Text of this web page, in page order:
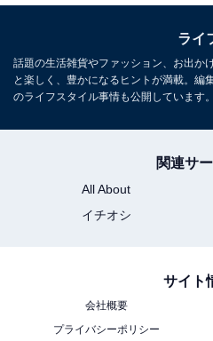
あわせて読みたい
【北海道】大人
全施設無料！ 雨
ライ
話題の生活雑貨やファッション、お出か
と楽しく、豊かになるヒントが満載。編
のライフスタイル事情も公開しています。
関連サ
All About
イチオシ
サイト
会社概要
プライバシーポリシー